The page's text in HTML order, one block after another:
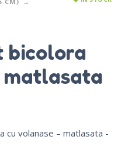
bicolora
matlasata
cu volanase – matlasata -